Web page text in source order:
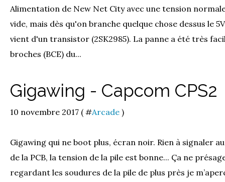
Alimentation de New Net City avec une tension
vide, mais dès qu'on branche quelque chose dessus le
vient d'un transistor (2SK2985). La panne a été très
broches (BCE) du...
Gigawing - Capcom CPS2
10 novembre 2017 ( #Arcade )
Gigawing qui ne boot plus, écran noir. Rien à signaler
de la PCB, la tension de la pile est bonne... Ça ne
regardant les soudures de la pile de plus près je